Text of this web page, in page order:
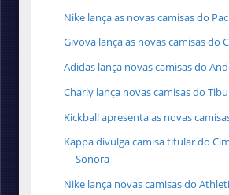
Nike lança as novas camisas do
Givova lança as novas camisas do
Adidas lança novas camisas do
Charly lança novas camisas do
Kickball apresenta as novas
Kappa divulga camisa titular do
Sonora
Nike lança novas camisas do